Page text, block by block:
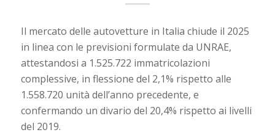
Il mercato delle autovetture in Italia chiude il 2025
in linea con le previsioni formulate da UNRAE,
attestandosi a 1.525.722 immatricolazioni
complessive, in flessione del 2,1% rispetto alle
1.558.720 unità dell’anno precedente, e
confermando un divario del 20,4% rispetto ai livelli
del 2019.